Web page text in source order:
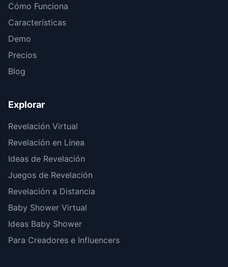
Cómo Funciona
Características
Demo
Precios
Blog
Explorar
Revelación Virtual
Revelación en Línea
Ideas de Revelación
Juegos de Revelación
Revelación a Distancia
Baby Shower Virtual
Ideas Baby Shower
Para Creadores e Influencers